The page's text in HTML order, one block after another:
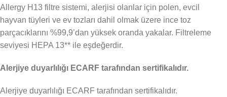
Allergy H13 filtre sistemi, alerjisi olanlar için polen, evcil
hayvan tüyleri ve ev tozları dahil olmak üzere ince toz
parçacıklarını %99,9’dan yüksek oranda yakalar. Filtreleme
seviyesi HEPA 13** ile eşdeğerdir.
Alerjiye duyarlılığı ECARF tarafından sertifikalıdır.
Alerjiye duyarlılığı ECARF tarafından sertifikalıdır.